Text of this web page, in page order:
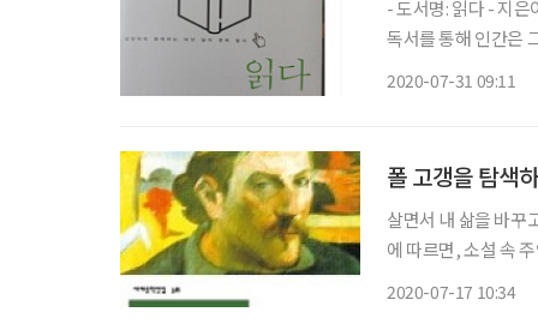
- 도서명: 읽다 - 지은이: 김영하 - 출판
독서를 통해 인간은 그
2020-07-31 09:11
폴 고갱을 탐색
살면서 내 삶을 바꾸
에 따르면, 소설 속
2020-07-17 10:34